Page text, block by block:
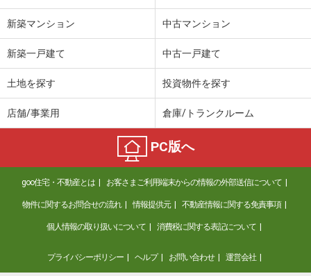
新築マンション 中古マンション
新築一戸建て 中古一戸建て
土地を探す 投資物件を探す
店舗/事業用 倉庫/トランクルーム
PC版へ
goo住宅・不動産とは お客さまご利用端末からの情報の外部送信について
物件に関するお問合せの流れ 情報提供元 不動産情報に関する免責事項
個人情報の取り扱いについて 消費税に関する表記について
プライバシーポリシー ヘルプ お問い合わせ 運営会社